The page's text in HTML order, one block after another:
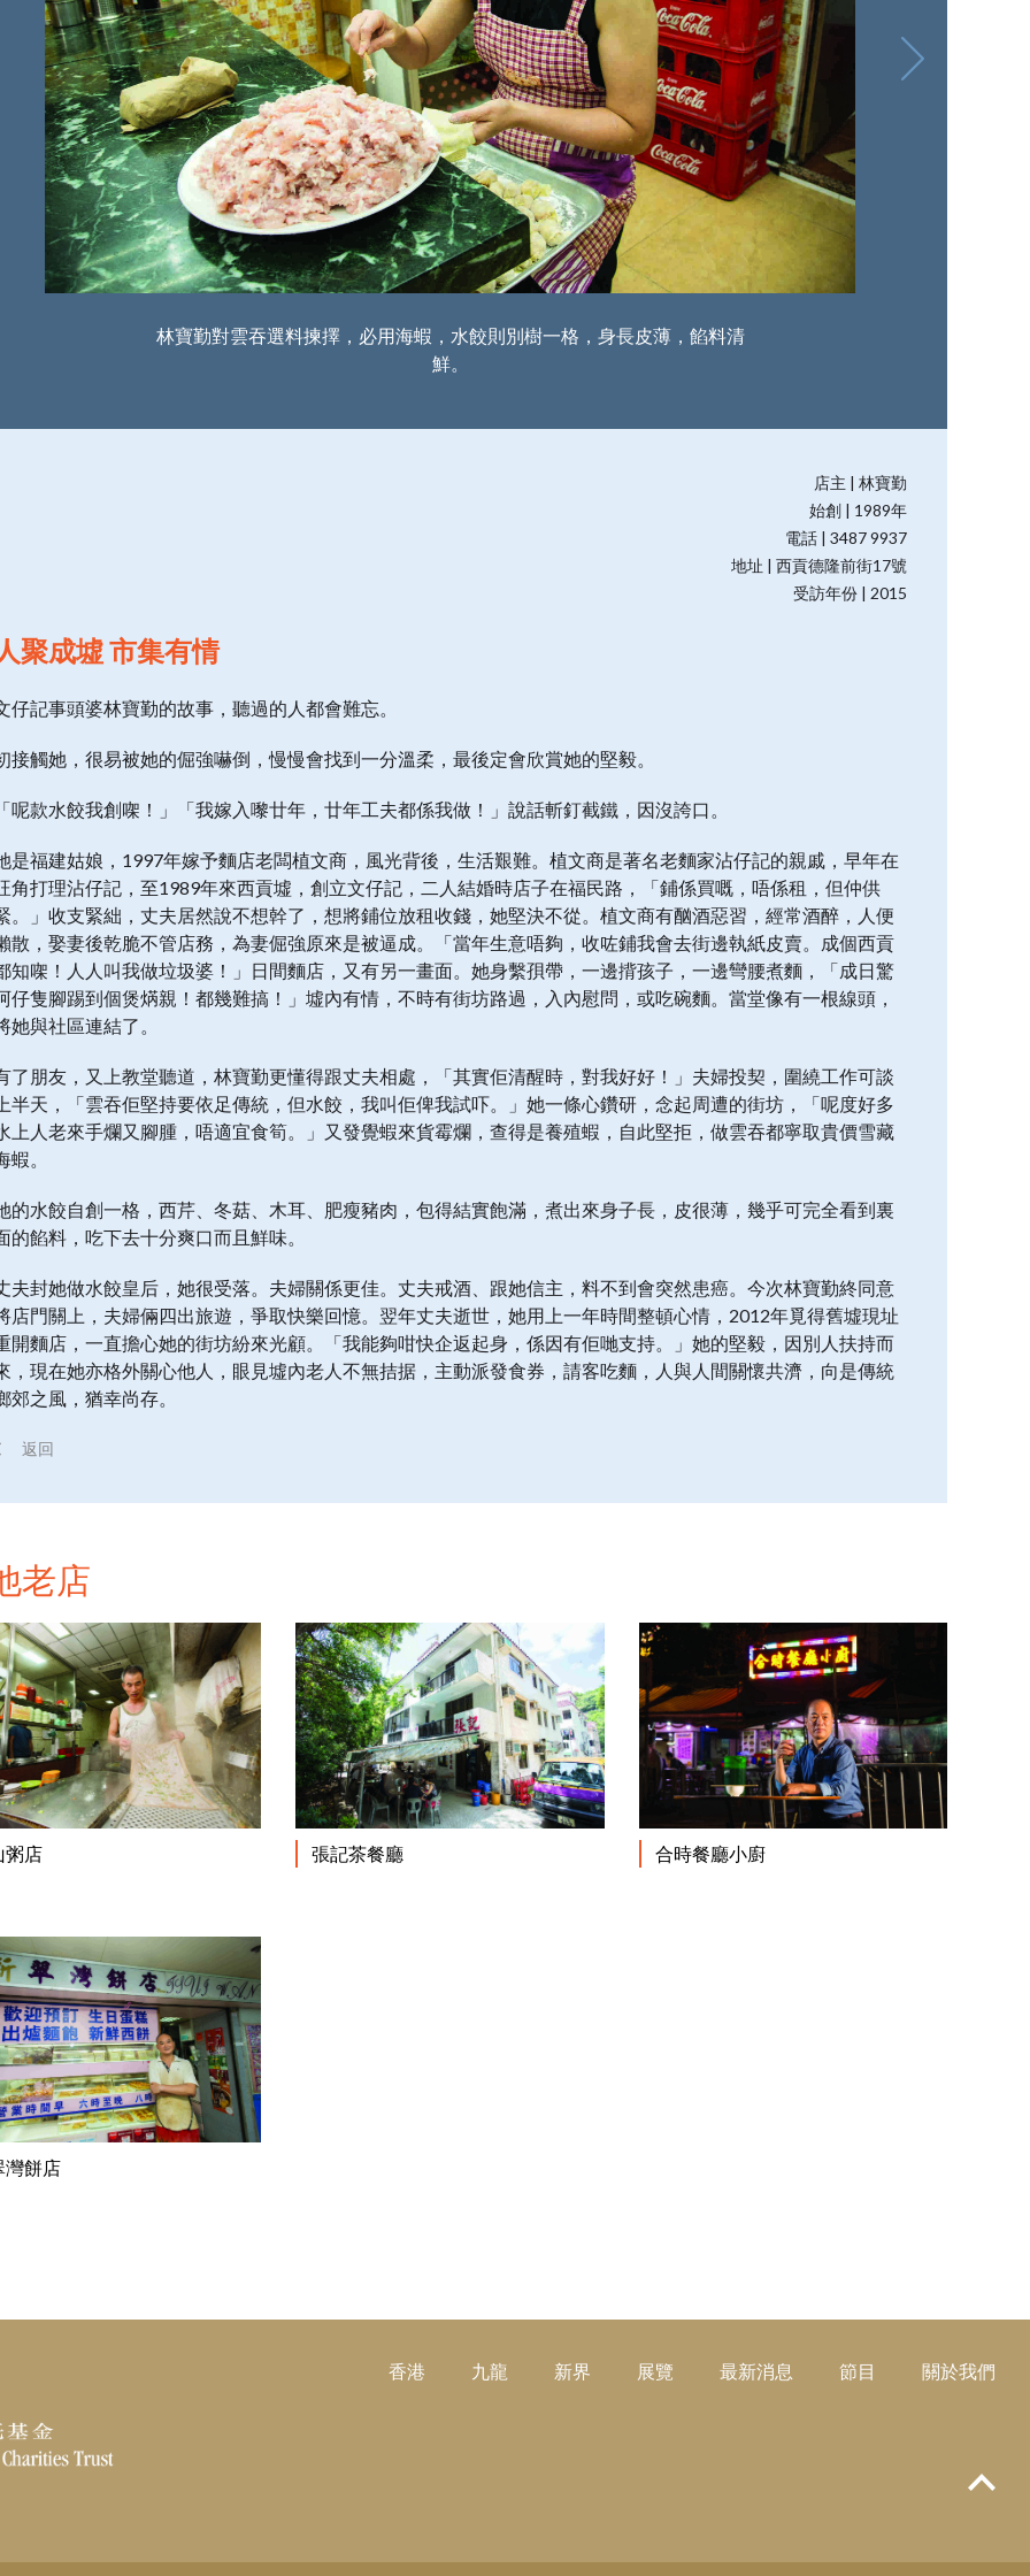
林寶勤對雲吞選料揀擇，必用海蝦，水餃則別樹一格，身長皮薄，餡料清
鮮。
店主 | 林寶勤
始創 | 1989年
電話 | 3487 9937
地址 | 西貢德隆前街17號
受訪年份 | 2015
聚成墟 市集有情
仔記事頭婆林寶勤的故事，聽過的人都會難忘。
接觸她，很易被她的倔強嚇倒，慢慢會找到一分溫柔，最後定會欣賞她的堅毅。
呢款水餃我創㗎！」「我嫁入嚟廿年，廿年工夫都係我做！」說話斬釘截鐵，因沒誇口。
是福建姑娘，1997年嫁予麵店老闆植文商，風光背後，生活艱難。植文商是著名老麵家沾仔記的親戚，早年在
角打理沾仔記，至1989年來西貢墟，創立文仔記，二人結婚時店子在福民路，「鋪係買嘅，唔係租，但仲供
。」收支緊絀，丈夫居然說不想幹了，想將鋪位放租收錢，她堅決不從。植文商有酗酒惡習，經常酒醉，人便
散，娶妻後乾脆不管店務，為妻倔強原來是被逼成。「當年生意唔夠，收咗鋪我會去街邊執紙皮賣。成個西貢
知㗎！人人叫我做垃圾婆！」日間麵店，又有另一畫面。她身繫孭帶，一邊揹孩子，一邊彎腰煮麵，「成日驚
仔隻腳踢到個煲焫親！都幾難搞！」墟內有情，不時有街坊路過，入內慰問，或吃碗麵。當堂像有一根線頭，
她與社區連結了。
了朋友，又上教堂聽道，林寶勤更懂得跟丈夫相處，「其實佢清醒時，對我好好！」夫婦投契，圍繞工作可談
半天，「雲吞佢堅持要依足傳統，但水餃，我叫佢俾我試吓。」她一條心鑽研，念起周遭的街坊，「呢度好多
上人老來手爛又腳腫，唔適宜食筍。」又發覺蝦來貨霉爛，查得是養殖蝦，自此堅拒，做雲吞都寧取貴價雪藏
蝦。
的水餃自創一格，西芹、冬菇、木耳、肥瘦豬肉，包得結實飽滿，煮出來身子長，皮很薄，幾乎可完全看到裏
的餡料，吃下去十分爽口而且鮮味。
夫封她做水餃皇后，她很受落。夫婦關係更佳。丈夫戒酒、跟她信主，料不到會突然患癌。今次林寶勤終同意
店門關上，夫婦倆四出旅遊，爭取快樂回憶。翌年丈夫逝世，她用上一年時間整頓心情，2012年覓得舊墟現址
開麵店，一直擔心她的街坊紛來光顧。「我能夠咁快企返起身，係因有佢哋支持。」她的堅毅，因別人扶持而
，現在她亦格外關心他人，眼見墟內老人不無拮据，主動派發食券，請客吃麵，人與人間關懷共濟，向是傳統
郊之風，猶幸尚存。
返回
老店
粥店 張記茶餐廳 合時餐廳小廚
灣餅店
香港 九龍 新界 展覽 最新消息 節目 關於我們